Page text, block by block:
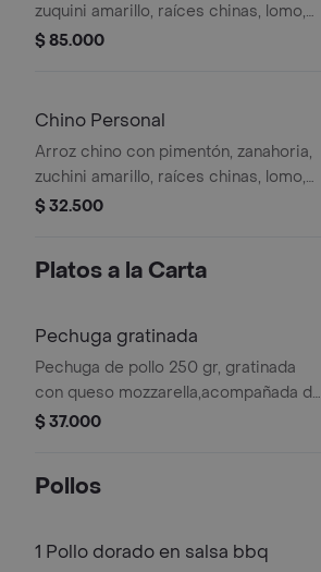
zuquini amarillo, raíces chinas, lomo,
salchicha, jamón, camarones, 1/2 pollo
$ 85.000
Chino Personal
Arroz chino con pimentón, zanahoria,
zuchini amarillo, raíces chinas, lomo,
salchicha, jamón, 1 presa de pollo
$ 32.500
Platos a la Carta
Pechuga gratinada
Pechuga de pollo 250 gr, gratinada
con queso mozzarella,acompañada de
arroz blanco, papas a la francesa,
$ 37.000
Pollos
1 Pollo dorado en salsa bbq